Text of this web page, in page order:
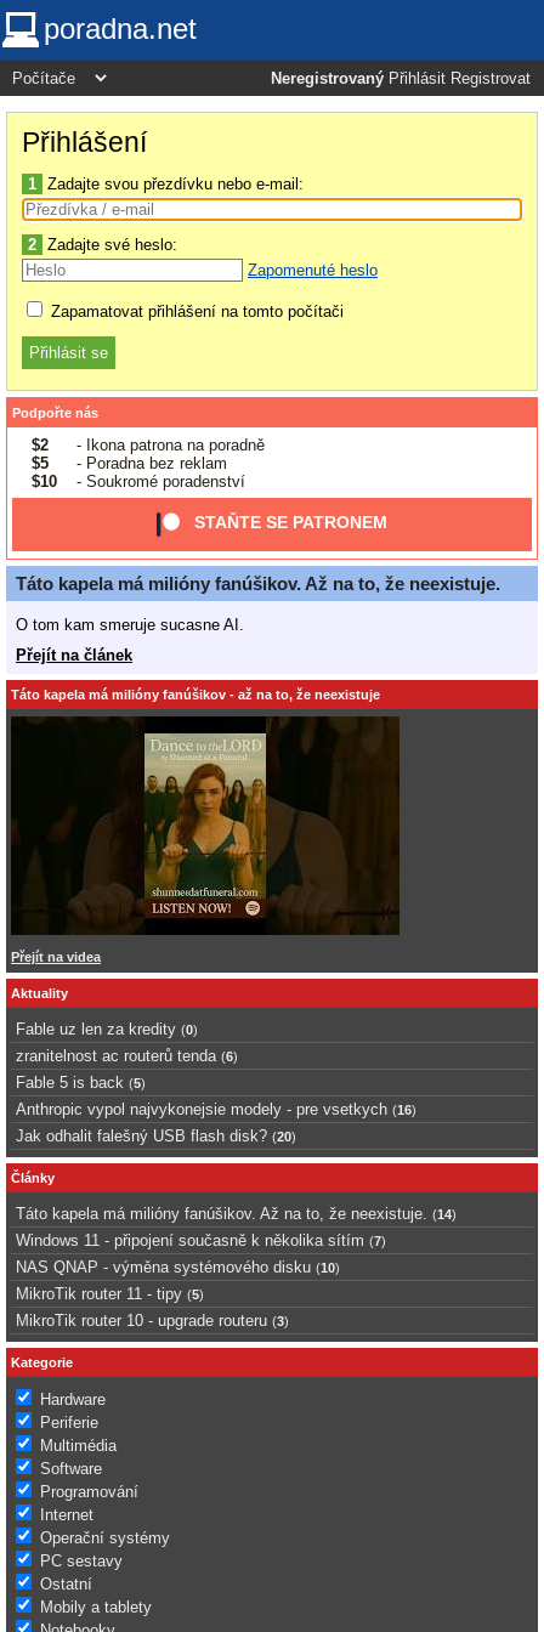
poradna.net
Neregistrovaný Přihlásit Registrovat
Přihlášení
1 Zadajte svou přezdívku nebo e-mail:
2 Zadajte své heslo:
Zapomenuté heslo
Zapamatovat přihlášení na tomto počítači
Podpořte nás
$2
- Ikona patrona na poradně
$5
- Poradna bez reklam
$10
- Soukromé poradenství
STAŇTE SE PATRONEM
Táto kapela má milióny fanúšikov. Až na to, že neexistuje.
O tom kam smeruje sucasne AI.
Přejít na článek
Táto kapela má milióny fanúšikov - až na to, že neexistuje
Přejít na videa
Aktuality
Fable uz len za kredity (0)
zranitelnost ac routerů tenda (6)
Fable 5 is back (5)
Anthropic vypol najvykonejsie modely - pre vsetkych (16)
Jak odhalit falešný USB flash disk? (20)
Články
Táto kapela má milióny fanúšikov. Až na to, že neexistuje. (14)
Windows 11 - připojení současně k několika sítím (7)
NAS QNAP - výměna systémového disku (10)
MikroTik router 11 - tipy (5)
MikroTik router 10 - upgrade routeru (3)
Kategorie
Hardware
Periferie
Multimédia
Software
Programování
Internet
Operační systémy
PC sestavy
Ostatní
Mobily a tablety